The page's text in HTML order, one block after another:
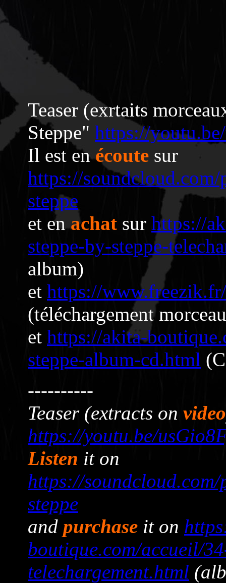
Teaser (exrtaits
Steppe" https://
Il est enécoute sur
https://
steppe
et enachat sur https://
steppe-by-steppe-
album)
et https://
(téléchargement
et https://akita-
steppe-album-cd.html
----------
Teaser (extracts on video
https://youtu.be/
Listen it on
https://
steppe
and purchase it on
boutique.com/accueil/
telechargement.html